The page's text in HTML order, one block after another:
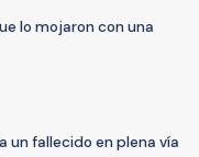
lo mojaron con una
un fallecido en plena vía